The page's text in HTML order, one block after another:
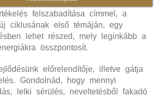
felszabadítása címmel, a
ciklusának első témáján, egy
lehet részed, mely leginkább a
összpontosít.
előrelendítője, illetve gátja
Gondolnád, hogy mennyi
lelki sérülés, neveltetésből fakadó